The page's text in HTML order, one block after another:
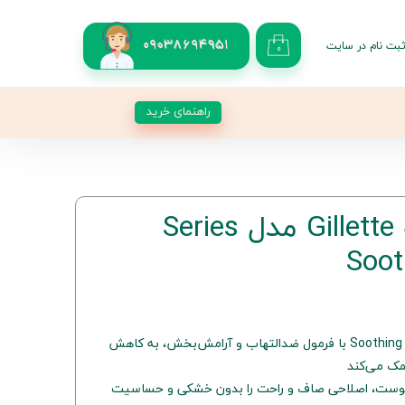
09038694951 ۰ ثبت نام در سایت
راهنمای خرید
ژل شیو مردانه Gillette مدل Series
ژل شیو Gillette سری Soothing Sensitive با فرمول ضدالتهاب و آرامش‌بخش، به کاهش
می‌کند
پوست، اصلاحی صاف و راحت را بدون خشکی و حساسیت